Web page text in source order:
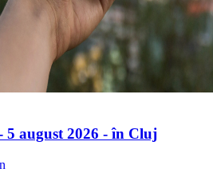
5 august 2026 - în Cluj